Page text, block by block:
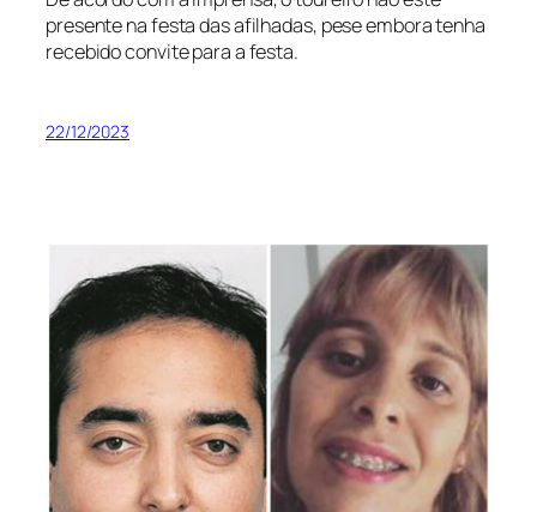
presente na festa das afilhadas, pese embora tenha
recebido convite para a festa.
22/12/2023